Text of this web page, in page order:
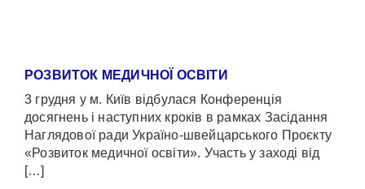
РОЗВИТОК МЕДИЧНОЇ ОСВІТИ
3 грудня у м. Київ відбулася Конференція
досягнень і наступних кроків в рамках Засідання
Наглядової ради Україно-швейцарського Проєкту
«Розвиток медичної освіти». Участь у заході від
[…]